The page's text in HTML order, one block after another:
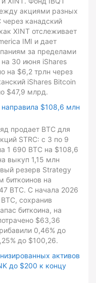
акциями разных
через канадский
XINT отслеживает
IMI и дает
за пределами
30 июня iShares
на $6,2 трлн через
iShares Bitcoin
$47,9 млрд.
$108,6 млн
продает BTC для
STRC: с 3 по 9
1 690 BTC на $108,6
выкуп 1,15 млн
резерв Strategy
на
BTC. С начала 2026
сохранив
биткоина, на
$63,36
0,46% до
до $100,26.
активов
до $200 к концу